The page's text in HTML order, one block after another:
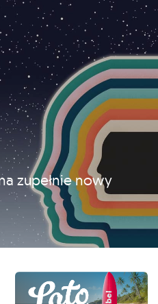
zupełnie nowy